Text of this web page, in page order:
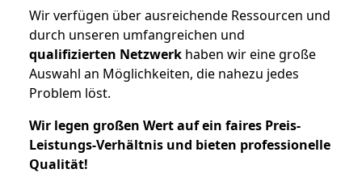
Wir verfügen über ausreichende Ressourcen und
durch unseren umfangreichen und
qualifizierten Netzwerk haben wir eine große
Auswahl an Möglichkeiten, die nahezu jedes
Problem löst.
Wir legen großen Wert auf ein faires Preis-
Leistungs-Verhältnis und bieten professionelle
Qualität!